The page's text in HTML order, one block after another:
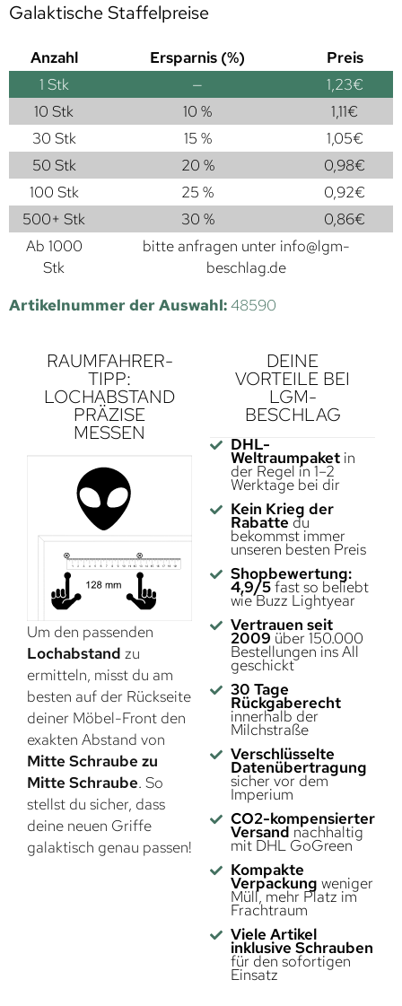
Galaktische Staffelpreise
Anzahl Ersparnis (%)
Preis
1 Stk — 1,23€
10 Stk
10 % 1,11€
30 Stk
15 % 1,05€
50 Stk
20 % 0,98€
100 Stk
25 % 0,92€
500+ Stk
30 % 0,86€
Ab 1000
Stk
bitte anfragen unter info@lgm-
beschlag.de
Artikelnummer der Auswahl:48590
RAUMFAHRER-
TIPP:
LOCHABSTAND
PRÄZISE
MESSEN
Um den passenden
Lochabstand zu
ermitteln, misst du am
besten auf der Rückseite
deiner Möbel-Front den
exakten Abstand von
Mitte Schraube zu
Mitte Schraube. So
stellst du sicher, dass
deine neuen Griffe
galaktisch genau passen!
DEINE
VORTEILE BEI
LGM-
BESCHLAG
DHL-
Weltraumpaketin
der Regel in 1–2
Werktage bei dir
Kein Krieg der
Rabatte du
bekommst immer
unseren besten Preis
Shopbewertung:
4,9/5fast so beliebt
wie Buzz Lightyear
Vertrauen seit
2009 über 150.000
Bestellungen ins All
geschickt
30 Tage
Rückgaberecht
innerhalb der
Milchstraße
Verschlüsselte
Datenübertragung
sicher vor dem
Imperium
CO2-kompensierter
Versand nachhaltig
mit DHL GoGreen
Kompakte
Verpackung weniger
Müll, mehr Platz im
Frachtraum
Viele Artikel
inklusive Schrauben
für den sofortigen
Einsatz